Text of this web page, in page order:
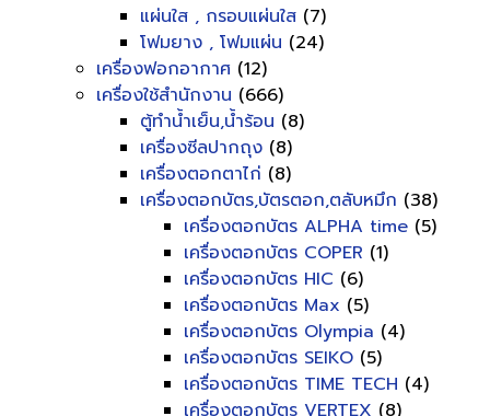
แผ่นใส , กรอบแผ่นใส (7)
โฟมยาง , โฟมแผ่น (24)
เครื่องฟอกอากาศ (12)
เครื่องใช้สำนักงาน (666)
ตู้ทำน้ำเย็น,น้ำร้อน (8)
เครื่องซีลปากถุง (8)
เครื่องตอกตาไก่ (8)
เครื่องตอกบัตร,บัตรตอก,ตลับหมึก (38)
เครื่องตอกบัตร ALPHA time (5)
เครื่องตอกบัตร COPER (1)
เครื่องตอกบัตร HIC (6)
เครื่องตอกบัตร Max (5)
เครื่องตอกบัตร Olympia (4)
เครื่องตอกบัตร SEIKO (5)
เครื่องตอกบัตร TIME TECH (4)
เครื่องตอกบัตร VERTEX (8)